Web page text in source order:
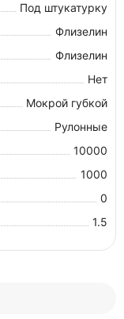
Под штукатурку
Флизелин
Флизелин
Нет
Мокрой губкой
Рулонные
10000
1000
0
1.5